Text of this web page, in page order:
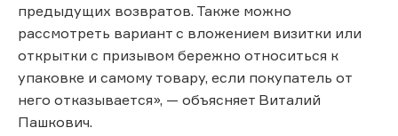
предыдущих возвратов. Также можно
рассмотреть вариант с вложением визитки или
открытки с призывом бережно относиться к
упаковке и самому товару, если покупатель от
него отказывается», — объясняет Виталий
Пашкович.